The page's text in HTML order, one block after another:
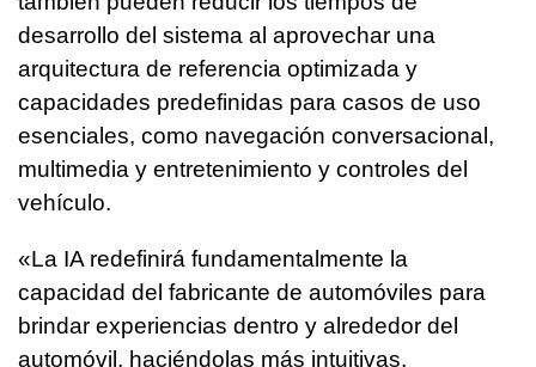
desarrollo del sistema al aprovechar una
arquitectura de referencia optimizada y
capacidades predefinidas para casos de uso
esenciales, como navegación conversacional,
multimedia y entretenimiento y controles del
vehículo.
«La IA redefinirá fundamentalmente la
capacidad del fabricante de automóviles para
brindar experiencias dentro y alrededor del
automóvil, haciéndolas más intuitivas,